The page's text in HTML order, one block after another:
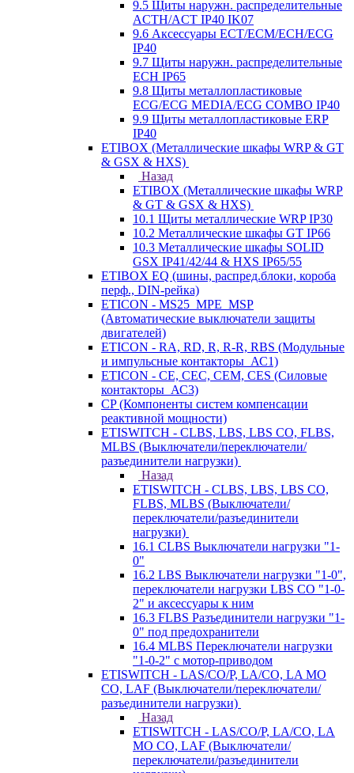
9.5 Щиты наружн. распределительные
ACTH/ACT IP40 IK07
9.6 Аксессуары ECT/ECM/ECH/ECG
IP40
9.7 Щиты наружн. распределительные
ECH IP65
9.8 Щиты металлопластиковые
ECG/ECG MEDIA/ECG COMBO IP40
9.9 Щиты металлопластиковые ERP
IP40
ETIBOX (Металлические шкафы WRP & GT
& GSX & HXS)
Назад
ETIBOX (Металлические шкафы WRP
& GT & GSX & HXS)
10.1 Щиты металлические WRP IP30
10.2 Металлические шкафы GT IP66
10.3 Металлические шкафы SOLID
GSX IP41/42/44 & HXS IP65/55
ETIBOX EQ (шины, распред.блоки, короба
перф., DIN-рейка)
ETICON - MS25_MPE_MSP
(Автоматические выключатели защиты
двигателей)
ETICON - RA, RD, R, R-R, RBS (Модульные
и импульсные контакторы_АС1)
ETICON - CE, CEC, CEM, CES (Силовые
контакторы_АС3)
CP (Компоненты систем компенсации
реактивной мощности)
ETISWITCH - CLBS, LBS, LBS CO, FLBS,
MLBS (Выключатели/переключатели/
разъединители нагрузки)
Назад
ETISWITCH - CLBS, LBS, LBS CO,
FLBS, MLBS (Выключатели/
переключатели/разъединители
нагрузки)
16.1 CLBS Выключатели нагрузки "1-
0"
16.2 LBS Выключатели нагрузки "1-0",
переключатели нагрузки LBS CO "1-0-
2" и аксессуары к ним
16.3 FLBS Разъединители нагрузки "1-
0" под предохранители
16.4 MLBS Переключатели нагрузки
"1-0-2" с мотор-приводом
ETISWITCH - LAS/CO/P, LA/CO, LA MO
CO, LAF (Выключатели/переключатели/
разъединители нагрузки)
Назад
ETISWITCH - LAS/CO/P, LA/CO, LA
MO CO, LAF (Выключатели/
переключатели/разъединители